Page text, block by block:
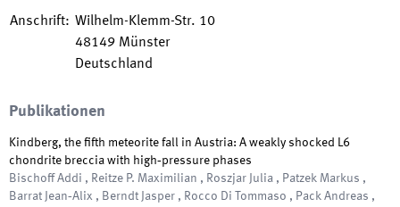
Anschrift: Wilhelm-Klemm-Str. 10
48149 Münster
Deutschland
Publikationen
Kindberg, the fifth meteorite fall in Austria: A weakly shocked L6
chondrite breccia with high‐pressure phases
Bischoff Addi , Reitze P. Maximilian , Roszjar Julia , Patzek Markus ,
Barrat Jean‐Alix , Berndt Jasper , Rocco Di Tommaso , Pack Andreas ,